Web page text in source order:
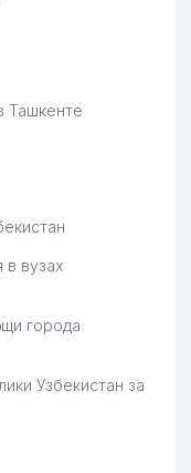
Ташкенте
в вузах
города
Узбекистан за